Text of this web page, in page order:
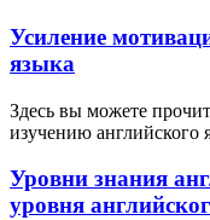
Усиление
языка
Здесь вы можете
изучению английского
Уровни знания
уровня